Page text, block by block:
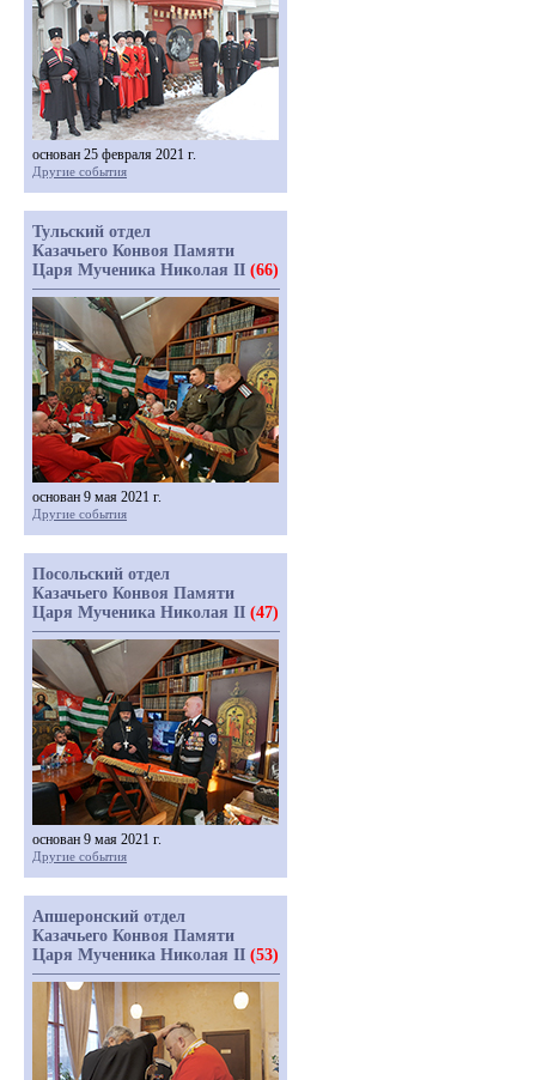
основан 25 февраля 2021 г.
Другие события
Тульский отдел
Казачьего Конвоя Памяти
Царя Мученика Николая II (66)
основан 9 мая 2021 г.
Другие события
Посольский отдел
Казачьего Конвоя Памяти
Царя Мученика Николая II (47)
основан 9 мая 2021 г.
Другие события
Апшеронский отдел
Казачьего Конвоя Памяти
Царя Мученика Николая II (53)